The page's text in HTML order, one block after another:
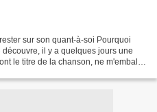
sur son quant-à-soi Pourquoi
il y a quelques jours une
le titre de la chanson, ne m'emballe